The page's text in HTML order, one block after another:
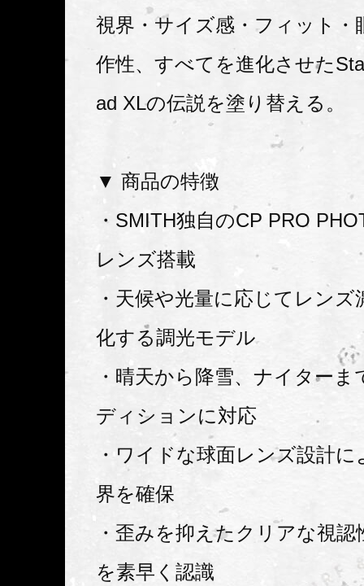
視界・サイズ感・フィット・
作性、すべてを進化させた
ad XLの伝説を塗り替える。
▼ 商品の特徴
・SMITH独自のCP PRO
レンズ搭載
・天候や光量に応じてレンズ
化する調光モデル
・晴天から降雪、ナイター
ディションに対応
・ワイドな球面レンズ設計
界を確保
・歪みを抑えたクリアな視認
を素早く認識